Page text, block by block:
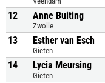
12 Anne Buiting
Zwolle
13 Esther van Esch
Gieten
14 Lycia Meursing
Gieten